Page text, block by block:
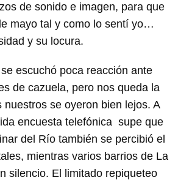
de sonido e imagen, para que
mayo tal y como lo sentí yo…
y su locura.
escuchó poca reacción ante
de cazuela, pero nos queda la
se oyeron bien lejos. A
encuesta telefónica supe que
del Río también se percibió el
mientras varios barrios de La
silencio. El limitado repiqueteo